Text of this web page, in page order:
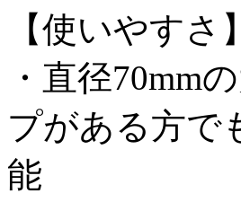
【使いやすさ】
・直径70mm
プがある方で
能